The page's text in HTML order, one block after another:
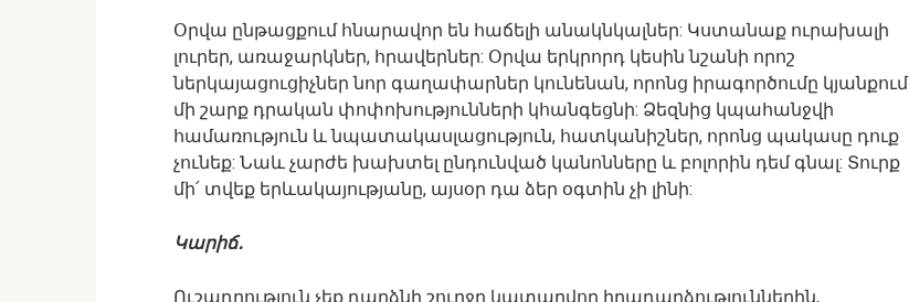
Օրվա ընթացքում հնարավոր են հաճելի անակնկալներ: Կստանաք ուրախալի
լուրեր, առաջարկներ, հրավերներ: Օրվա երկրորդ կեսին նշանի որոշ
ներկայացուցիչներ նոր գաղափարներ կունենան, որոնց իրագործումը կյանքում
մի շարք դրական փոփոխությունների կհանգեցնի: Ձեզնից կպահանջվի
համառություն և նպատակասլացություն, հատկանիշներ, որոնց պակասը դուք
չունեք: Նաև չարժե խախտել ընդունված կանոնները և բոլորին դեմ գնալ: Տուրք
մի՛ տվեք երևակայությանը, այսօր դա ձեր օգտին չի լինի:
Կարիճ․
Ուշադրություն չեք դարձնի շուրջը կատարվող իրադարձություններին,